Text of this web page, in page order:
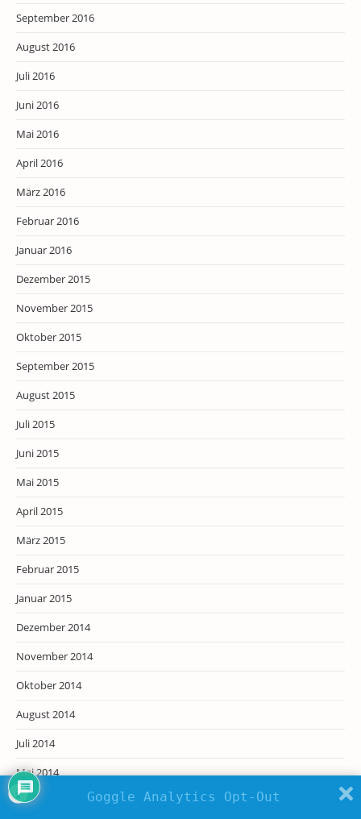
September 2016
August 2016
Juli 2016
Juni 2016
Mai 2016
April 2016
März 2016
Februar 2016
Januar 2016
Dezember 2015
November 2015
Oktober 2015
September 2015
August 2015
Juli 2015
Juni 2015
Mai 2015
April 2015
März 2015
Februar 2015
Januar 2015
Dezember 2014
November 2014
Oktober 2014
August 2014
Juli 2014
Mai 2014
April 2014
Goggle Analytics Opt-Out